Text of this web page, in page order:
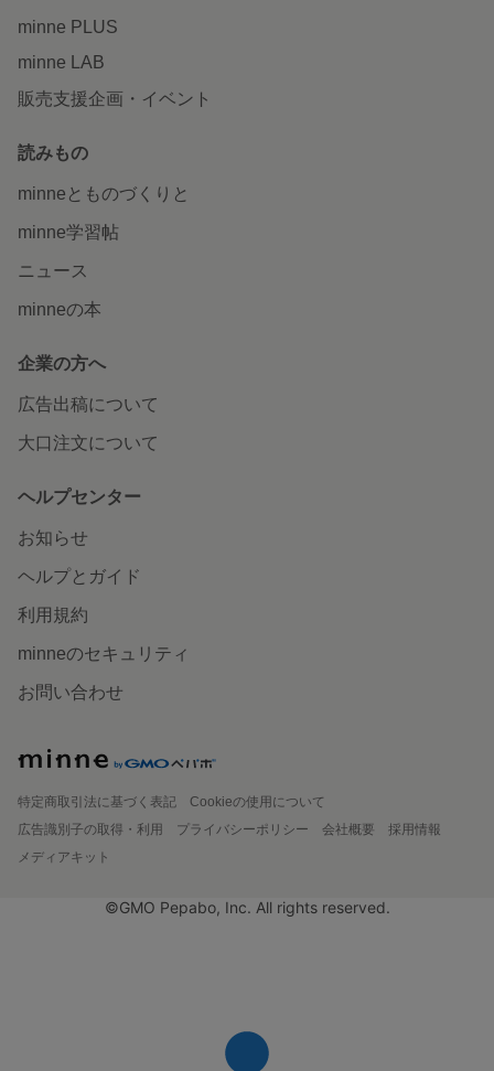
minne PLUS
minne LAB
販売支援企画・イベント
読みもの
minneとものづくりと
minne学習帖
ニュース
minneの本
企業の方へ
広告出稿について
大口注文について
ヘルプセンター
お知らせ
ヘルプとガイド
利用規約
minneのセキュリティ
お問い合わせ
特定商取引法に基づく表記
Cookieの使用について
広告識別子の取得・利用
プライバシーポリシー 会社概要
採用情報
メディアキット
©GMO Pepabo, Inc. All rights reserved.